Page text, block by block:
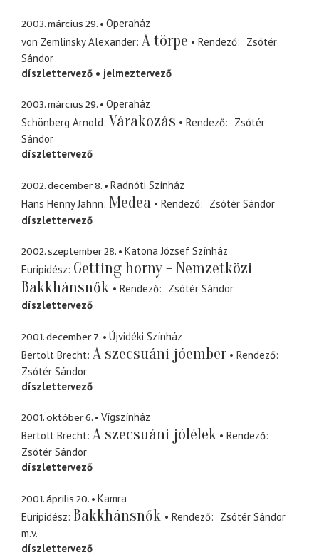
2003. március 29.
Operaház
von Zemlinsky Alexander A törpe Rendező
Zsótér
Sándor
díszlettervező
jelmeztervező
2003. március 29.
Operaház
Schönberg Arnold Várakozás Rendező
Zsótér
Sándor
díszlettervező
2002. december 8.
Radnóti Színház
Hans Henny Jahnn Medea Rendező
Zsótér Sándor
díszlettervező
2002. szeptember 28.
Katona József Színház
Euripidész Getting horny - Nemzetközi
Bakkhánsnők
Rendező
Zsótér Sándor
díszlettervező
2001. december 7.
Újvidéki Színház
Bertolt Brecht A szecsuáni jóember
Rendező
Zsótér Sándor
díszlettervező
2001. október 6.
Vígszínház
Bertolt Brecht A szecsuáni jólélek
Rendező
Zsótér Sándor
díszlettervező
2001. április 20.
Kamra
Euripidész Bakkhánsnők Rendező
Zsótér Sándor
m.v.
díszlettervező